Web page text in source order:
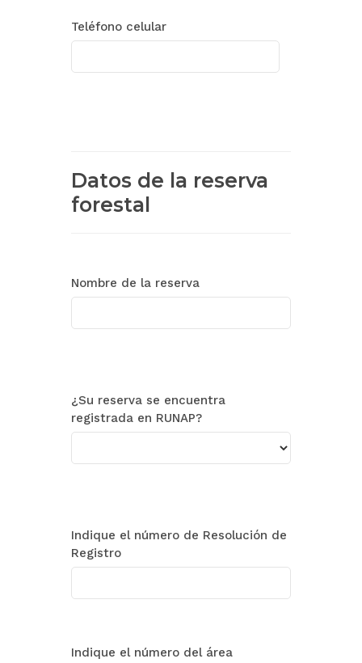
Teléfono celular
Datos de la reserva
forestal
Nombre de la reserva
¿Su reserva se encuentra
registrada en RUNAP?
Indique el número de Resolución de
Registro
Indique el número del área